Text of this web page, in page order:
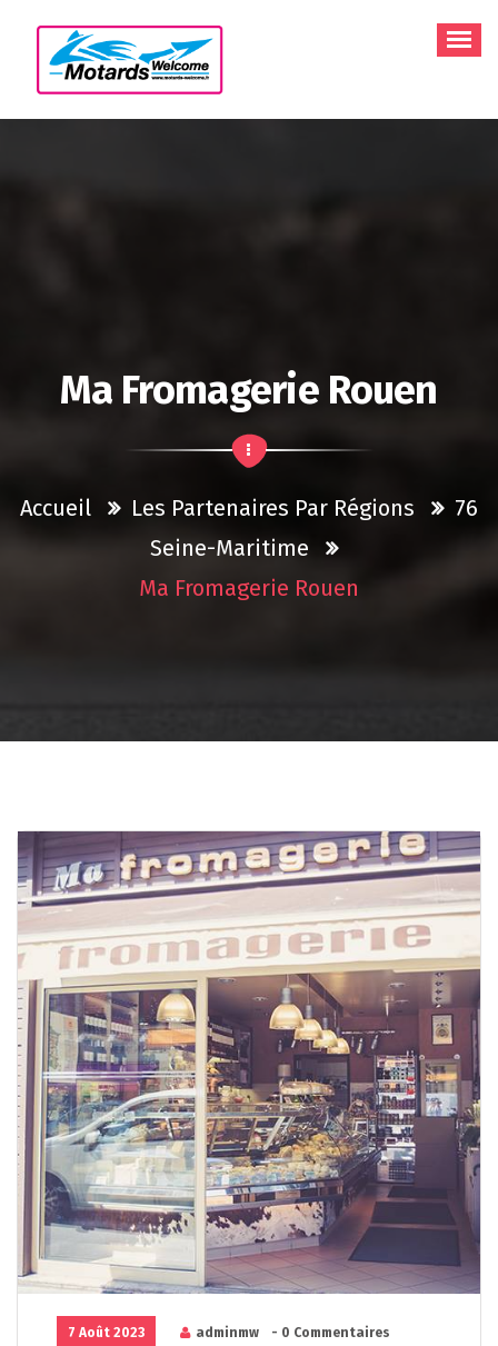
contenu
Ma Fromagerie Rouen
Accueil Les Partenaires Par Régions
76
Seine-Maritime
Ma Fromagerie Rouen
7 Août 2023 adminmw
- 0 Commentaires